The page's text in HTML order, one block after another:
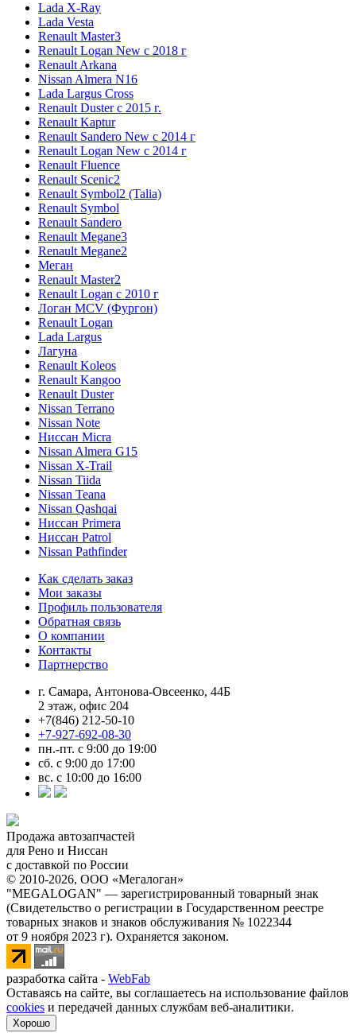
Lada X-Ray
Lada Vesta
Renault Master3
Renault Logan New с 2018 г
Renault Arkana
Nissan Almera N16
Lada Largus Cross
Renault Duster с 2015 г.
Renault Kaptur
Renault Sandero New с 2014 г
Renault Logan New с 2014 г
Renault Fluence
Renault Scenic2
Renault Symbol2 (Talia)
Renault Symbol
Renault Sandero
Renault Megane3
Renault Megane2
Меган
Renault Master2
Renault Logan c 2010 г
Логан МСV (Фургон)
Renault Logan
Lada Largus
Лагуна
Renault Koleos
Renault Kangoo
Renault Duster
Nissan Terrano
Nissan Note
Ниссан Micra
Nissan Almera G15
Nissan X-Trail
Nissan Tiida
Nissan Teana
Nissan Qashqai
Ниссан Primera
Ниссан Patrol
Nissan Pathfinder
Как сделать заказ
Мои заказы
Профиль пользователя
Обратная связь
О компании
Контакты
Партнерство
г. Самара, Антонова-Овсеенко, 44Б
2 этаж, офис 204
+7(846) 212-50-10
+7-927-692-08-30
пн.-пт. с 9:00 до 19:00
сб. с 9:00 до 17:00
вс. с 10:00 до 16:00
Продажа автозапчастей
для Рено и Ниссан
с доставкой по России
© 2010-2026, ООО «Мегалоган»
"MEGALOGAN" — зарегистрированный товарный знак
(Свидетельство о регистрации в Государственном реестре
товарных знаков и знаков обслуживания № 1022344
от 9 ноября 2023 г). Охраняется законом.
разработка сайта - WebFab
Оставаясь на сайте, вы соглашаетесь на использование файлов
cookies и передачей данных службам веб-аналитики.
Хорошо